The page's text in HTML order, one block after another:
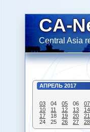
CA-
Central Asia
АПРЕЛЬ 2017
03
04 05 06 07
10
11 12 13 14
17
18 19 20 21
24
25 26 27 28